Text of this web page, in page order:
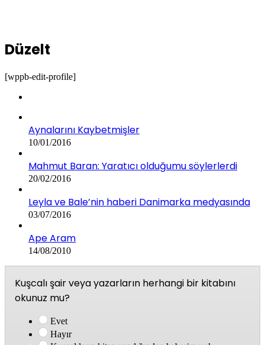
Düzelt
[wppb-edit-profile]
Aynalarını Kaybetmişler
10/01/2016
Mahmut Baran: Yaratıcı olduğumu söylerlerdi
20/02/2016
Leyla ve Bale’nin haberi Danimarka medyasında
03/07/2016
Ape Aram
14/08/2010
Kuşcalı şair veya yazarların herhangi bir kitabını
okunuz mu?
Evet
Hayır